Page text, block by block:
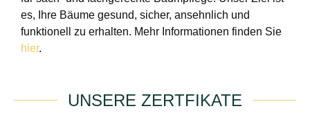
es, Ihre Bäume gesund, sicher, ansehnlich und
funktionell zu erhalten. Mehr Informationen finden Sie
hier.
UNSERE ZERTFIKATE